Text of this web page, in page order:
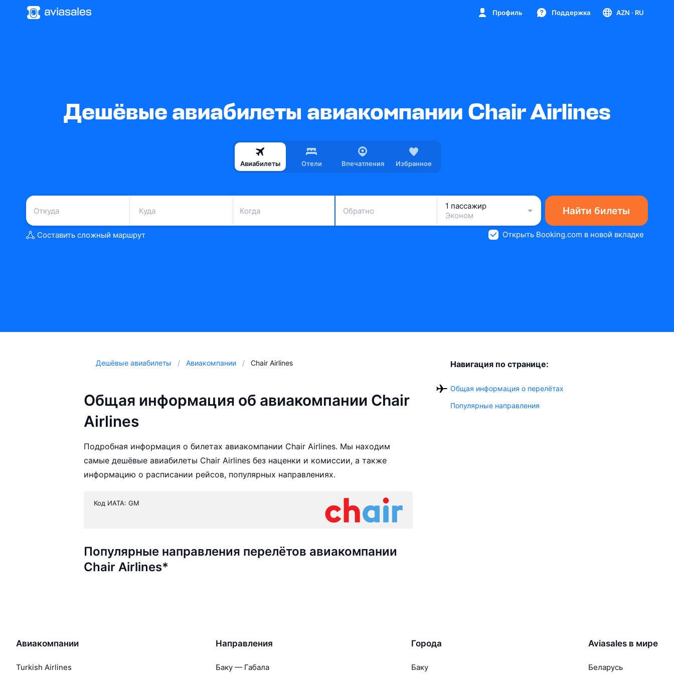
Профиль Поддержка AZN · RU
Дешёвые авиабилеты авиакомпании Chair Airlines
Авиабилеты Отели Впечатления Избранное
Когда Обратно
1 пассажир
Эконом
Найти билеты
Составить сложный маршрут Открыть Booking.com в новой вкладке
Дешёвые авиабилеты Авиакомпании Chair Airlines
Общая информация об авиакомпании Chair
Airlines
Подробная информация о билетах авиакомпании Chair Airlines. Мы находим
самые дешёвые авиабилеты Chair Airlines без наценки и комиссии, а также
информацию о расписании рейсов, популярных направлениях.
Код ИАТА: GM
Популярные направления перелётов авиакомпании
Chair Airlines*
Навигация по странице:
Общая информация о перелётах
Популярные направления
Авиакомпании
Turkish Airlines
Направления
Баку — Габала
Города
Баку
Aviasales в мире
Беларусь